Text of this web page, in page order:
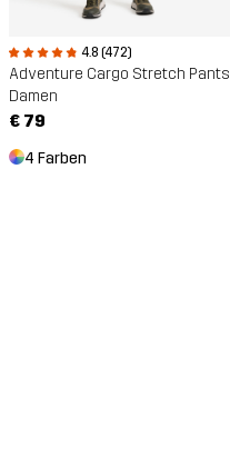
4.8 (472)
Adventure Cargo Stretch Pants
Damen
€ 79
4 Farben